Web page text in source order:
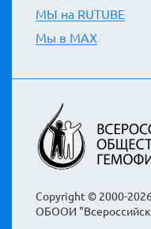
МЫ на RUTUBE
Мы в MAX
Copyright © 2000-
ОБООИ